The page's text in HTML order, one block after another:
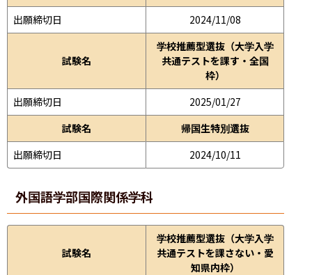
出願締切日 2024/11/08
試験名
学校推薦型選抜（大学入学
共通テストを課す・全国
枠）
出願締切日
2025/01/27
試験名
帰国生特別選抜
出願締切日
2024/10/11
外国語学部国際関係学科
試験名
学校推薦型選抜（大学入学
共通テストを課さない・愛
知県内枠）